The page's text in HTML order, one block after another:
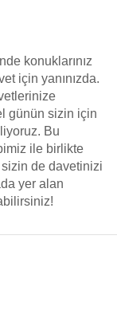
konuklarınız
için yanınızda.
günün sizin için
Bu
ile birlikte
sizin de davetinizi
yer alan